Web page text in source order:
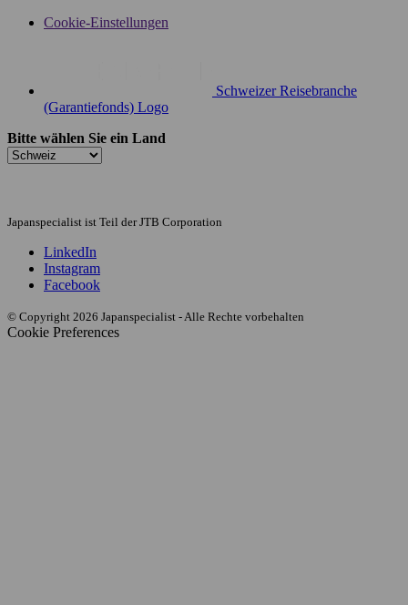
Cookie-Einstellungen
Schweizer Reisebranche
(Garantiefonds) Logo
Bitte wählen Sie ein Land
Japanspecialist ist Teil der JTB Corporation
LinkedIn
Instagram
Facebook
© Copyright 2026 Japanspecialist - Alle Rechte vorbehalten
Cookie Preferences